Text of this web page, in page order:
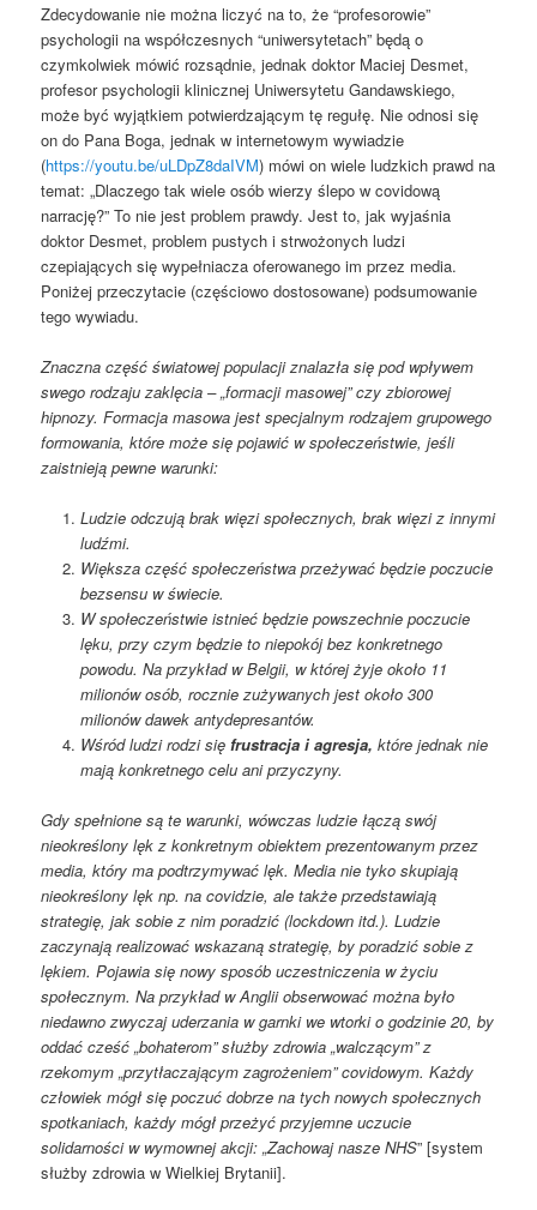
Zdecydowanie nie można liczyć na to, że “profesorowie”
psychologii na współczesnych “uniwersytetach” będą o
czymkolwiek mówić rozsądnie, jednak doktor Maciej Desmet,
profesor psychologii klinicznej Uniwersytetu Gandawskiego,
może być wyjątkiem potwierdzającym tę regułę. Nie odnosi się
on do Pana Boga, jednak w internetowym wywiadzie
(https://youtu.be/uLDpZ8daIVM) mówi on wiele ludzkich prawd na
temat: „Dlaczego tak wiele osób wierzy ślepo w covidową
narrację?” To nie jest problem prawdy. Jest to, jak wyjaśnia
doktor Desmet, problem pustych i strwożonych ludzi
czepiających się wypełniacza oferowanego im przez media.
Poniżej przeczytacie (częściowo dostosowane) podsumowanie
tego wywiadu.
Znaczna część światowej populacji znalazła się pod wpływem
swego rodzaju zaklęcia – „formacji masowej” czy zbiorowej
hipnozy. Formacja masowa jest specjalnym rodzajem grupowego
formowania, które może się pojawić w społeczeństwie, jeśli
zaistnieją pewne warunki:
Ludzie odczują brak więzi społecznych, brak więzi z innymi
ludźmi.
Większa część społeczeństwa przeżywać będzie poczucie
bezsensu w świecie.
W społeczeństwie istnieć będzie powszechnie poczucie
lęku, przy czym będzie to niepokój bez konkretnego
powodu. Na przykład w Belgii, w której żyje około 11
milionów osób, rocznie zużywanych jest około 300
milionów dawek antydepresantów.
Wśród ludzi rodzi sięfrustracja i agresja, które jednak nie
mają konkretnego celu ani przyczyny.
Gdy spełnione są te warunki, wówczas ludzie łączą swój
nieokreślony lęk z konkretnym obiektem prezentowanym przez
media, który ma podtrzymywać lęk. Media nie tyko skupiają
nieokreślony lęk np. na covidzie, ale także przedstawiają
strategię, jak sobie z nim poradzić (lockdown itd.). Ludzie
zaczynają realizować wskazaną strategię, by poradzić sobie z
lękiem. Pojawia się nowy sposób uczestniczenia w życiu
społecznym. Na przykład w Anglii obserwować można było
niedawno zwyczaj uderzania w garnki we wtorki o godzinie 20, by
oddać cześć „bohaterom” służby zdrowia „walczącym” z
rzekomym „przytłaczającym zagrożeniem” covidowym. Każdy
człowiek mógł się poczuć dobrze na tych nowych społecznych
spotkaniach, każdy mógł przeżyć przyjemne uczucie
solidarności w wymownej akcji: „Zachowaj nasze NHS” [system
służby zdrowia w Wielkiej Brytanii].